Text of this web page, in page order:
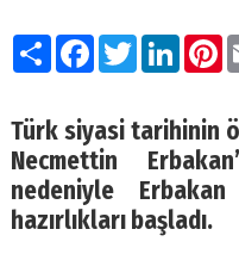
PaylaşFacebook
Twitter
Türk siyasi tarihinin
Necmettin
nedeniyle
hazırlıkları başladı.